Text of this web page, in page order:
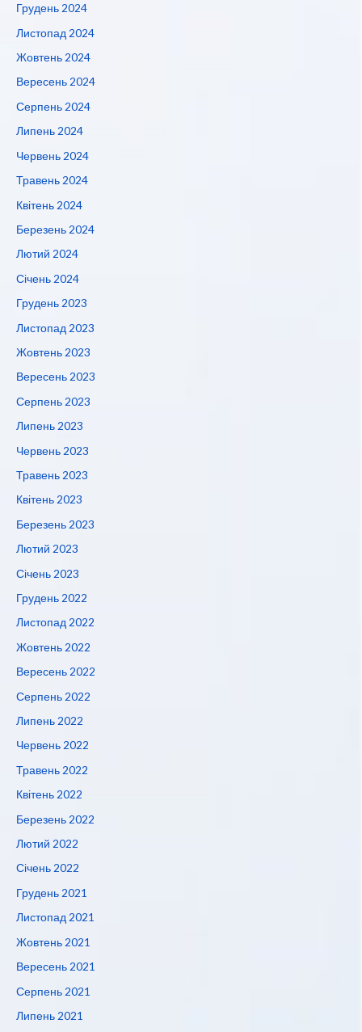
Грудень 2024
Листопад 2024
Жовтень 2024
Вересень 2024
Серпень 2024
Липень 2024
Червень 2024
Травень 2024
Квітень 2024
Березень 2024
Лютий 2024
Січень 2024
Грудень 2023
Листопад 2023
Жовтень 2023
Вересень 2023
Серпень 2023
Липень 2023
Червень 2023
Травень 2023
Квітень 2023
Березень 2023
Лютий 2023
Січень 2023
Грудень 2022
Листопад 2022
Жовтень 2022
Вересень 2022
Серпень 2022
Липень 2022
Червень 2022
Травень 2022
Квітень 2022
Березень 2022
Лютий 2022
Січень 2022
Грудень 2021
Листопад 2021
Жовтень 2021
Вересень 2021
Серпень 2021
Липень 2021